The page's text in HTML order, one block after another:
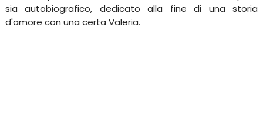
sia autobiografico, dedicato alla fine di una storia
d'amore con una certa Valeria.